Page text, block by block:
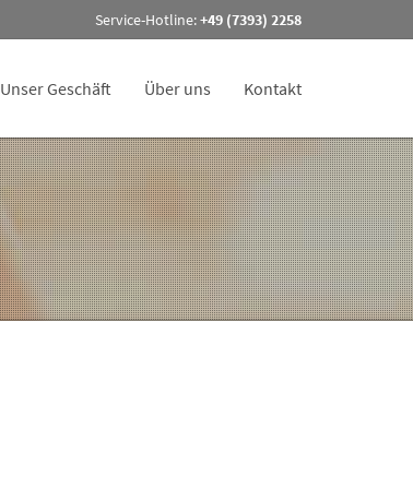
Service-Hotline:+49 (7393) 2258
Unser Geschäft Über uns Kontakt